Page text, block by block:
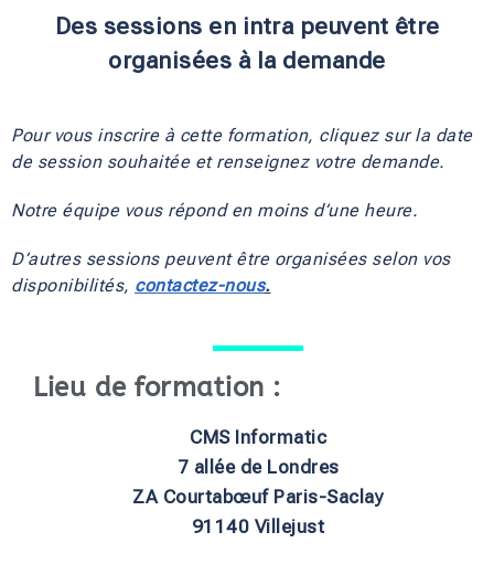
Des sessions en intra peuvent être
organisées à la demande
Pour vous inscrire à cette formation, cliquez sur la date
de session souhaitée et renseignez votre demande.
Notre équipe vous répond en moins d’une heure.
D’autres sessions peuvent être organisées selon vos
disponibilités, contactez-nous.
Lieu de formation :
CMS Informatic
7 allée de Londres
ZA Courtabœuf Paris-Saclay
91140 Villejust